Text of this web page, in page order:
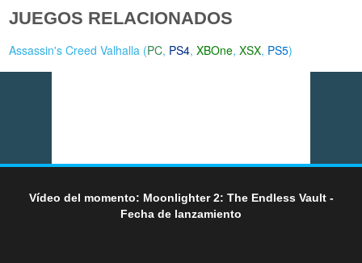
JUEGOS RELACIONADOS
Assassin's Creed Valhalla (PC, PS4,XBOne,XSX, PS5)
Vídeo del momento: Moonlighter 2: The Endless Vault -
Fecha de lanzamiento